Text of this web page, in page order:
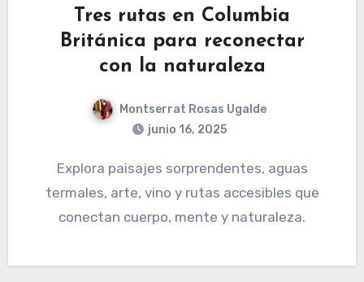
Tres rutas en Columbia
Británica para reconectar
con la naturaleza
Montserrat Rosas Ugalde
junio 16, 2025
Explora paisajes sorprendentes, aguas
termales, arte, vino y rutas accesibles que
conectan cuerpo, mente y naturaleza.